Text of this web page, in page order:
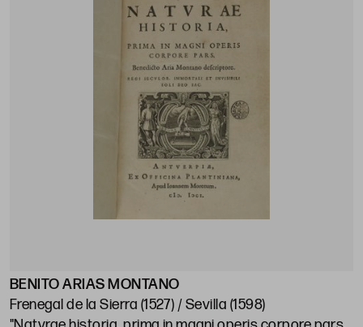
BENITO ARIAS MONTANO
Frenegal de la Sierra (1527) / Sevilla (1598)